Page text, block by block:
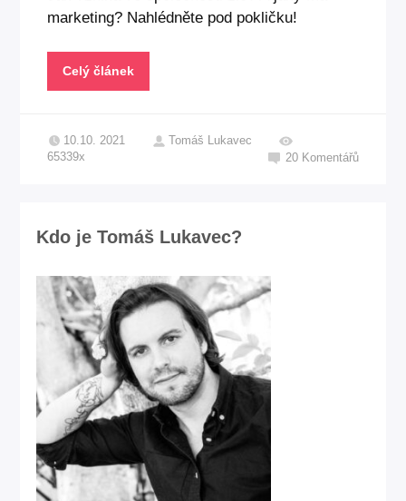
marketing? Nahlédněte pod pokličku!
Celý článek
10.10. 2021
Tomáš Lukavec
65339x
20 Komentářů
Kdo je Tomáš Lukavec?